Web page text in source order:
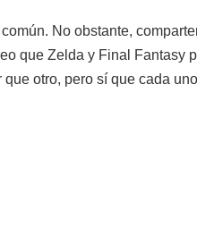
No obstante,
que Zelda y Final Fantasy
otro, pero sí que cada